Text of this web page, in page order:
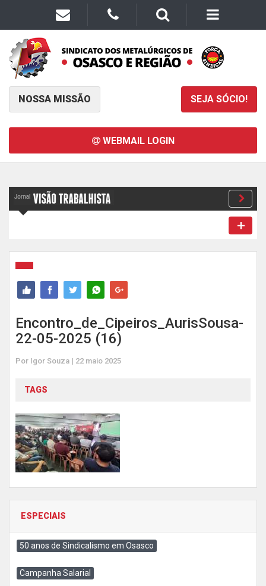
NOSSA MISSÃO SEJA SÓCIO!
WEBMAIL LOGIN
Encontro_de_Cipeiros_AurisSousa-
22-05-2025 (16)
Por Igor Souza | 22 maio 2025
TAGS
ESPECIAIS
50 anos de Sindicalismo em Osasco
Campanha Salarial